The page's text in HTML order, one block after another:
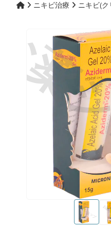
ニキビ治療 ニキビ(
お薬ショップ お